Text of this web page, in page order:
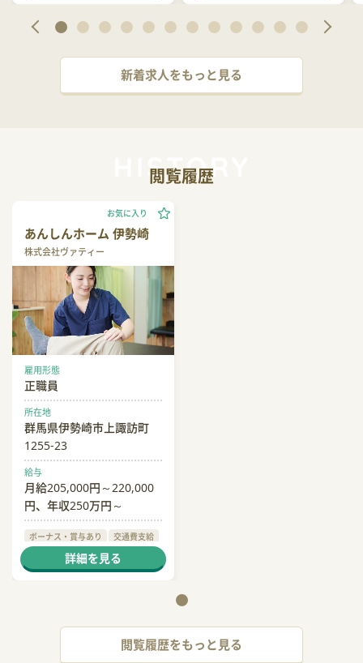
新着求人をもっと見る
閲覧履歴
あんしんホーム 伊勢崎
株式会社ヴァティー
お気に入り
雇用形態
正職員
所在地
群馬県伊勢崎市上諏訪町
1255-23
給与
月給205,000円～220,000
円、年収250万円～
ボーナス・賞与あり
交通費支給
退職金あり詳細を見る
閲覧履歴をもっと見る